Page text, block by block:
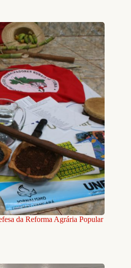
da Reforma Agrária Popular